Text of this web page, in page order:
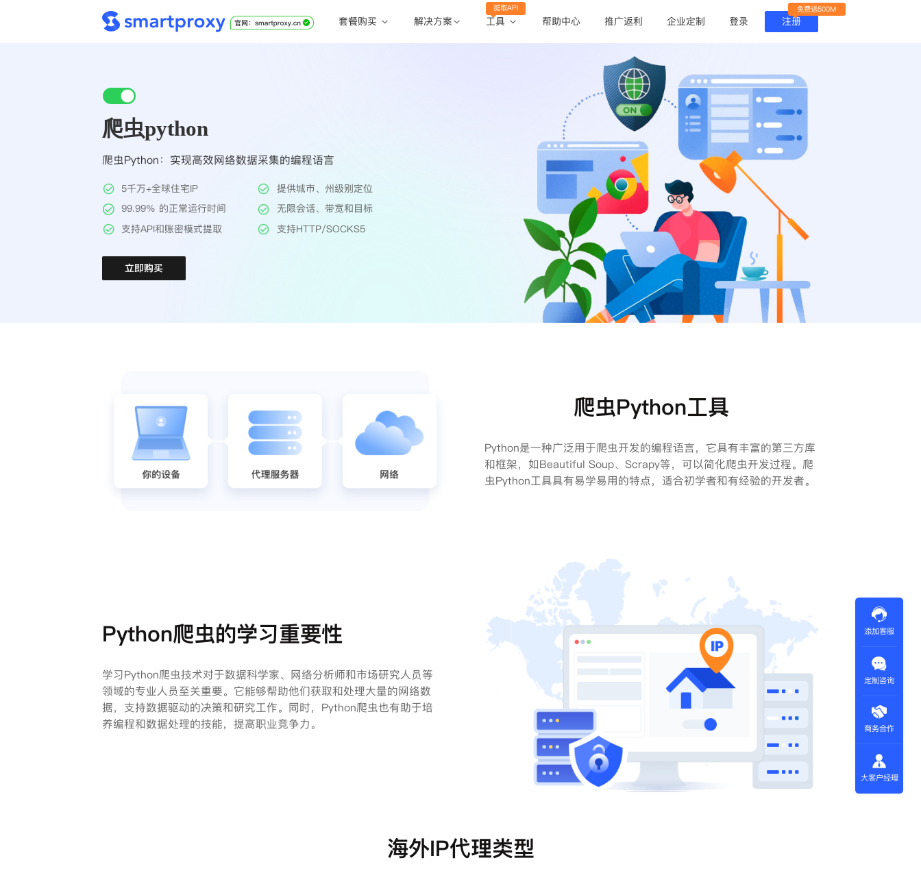
套餐购买 解决方案 工具
提取API
帮助中心 推广返利 企业定制 登录 注册
免费送500M
爬虫python
爬虫Python：实现高效网络数据采集的编程语言
5千万+全球住宅IP
提供城市、州级别定位
99.99% 的正常运行时间
无限会话、带宽和目标
支持API和账密模式提取
支持HTTP/SOCKS5
立即购买
爬虫Python工具
Python是一种广泛用于爬虫开发的编程语言，它具有丰富的第三方库
和框架，如Beautiful Soup、Scrapy等，可以简化爬虫开发过程。爬
虫Python工具具有易学易用的特点，适合初学者和有经验的开发者。
Python爬虫的学习重要性
学习Python爬虫技术对于数据科学家、网络分析师和市场研究人员等
领域的专业人员至关重要。它能够帮助他们获取和处理大量的网络数
据，支持数据驱动的决策和研究工作。同时，Python爬虫也有助于培
养编程和数据处理的技能，提高职业竞争力。
海外IP代理类型
添加客服
定制咨询
商务合作
大客户经理